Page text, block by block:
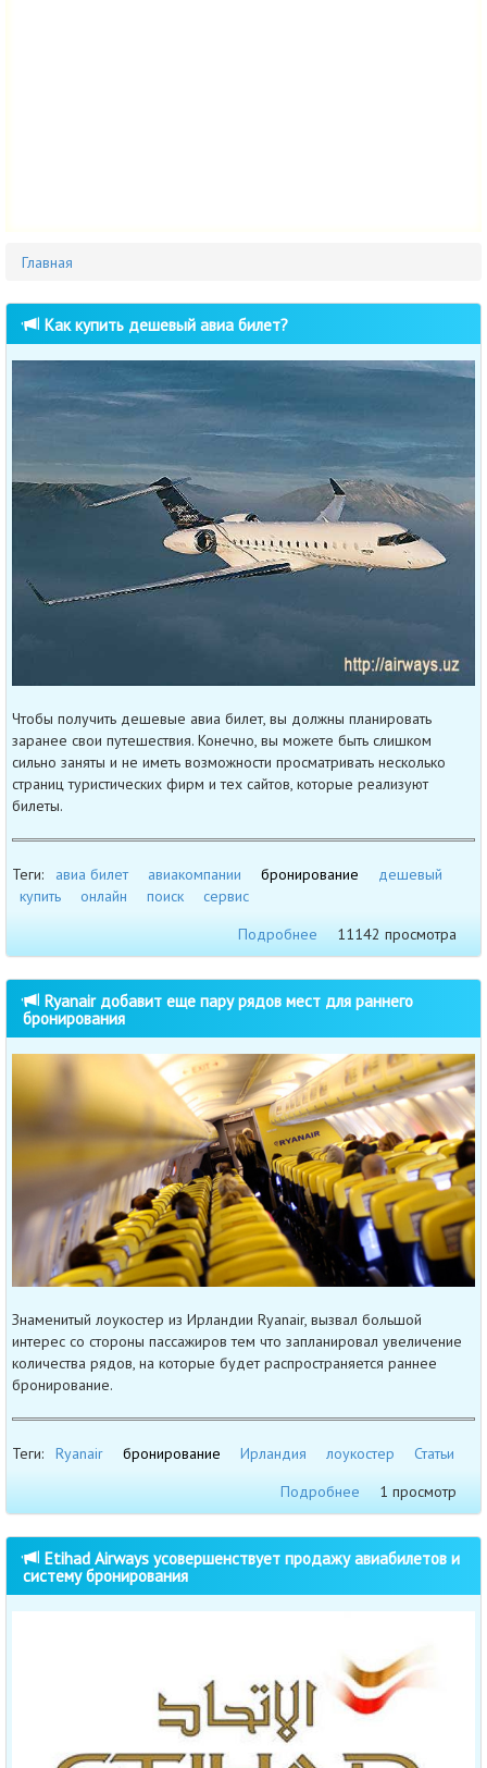
Главная
Как купить дешевый авиа билет?
Чтобы получить дешевые авиа билет, вы должны планировать
заранее свои путешествия. Конечно, вы можете быть слишком
сильно заняты и не иметь возможности просматривать несколько
страниц туристических фирм и тех сайтов, которые реализуют
билеты.
Теги: авиа билет авиакомпании бронирование
дешевый
купить
онлайн поиск
сервис
Подробнее
11142 просмотра
Ryanair добавит еще пару рядов мест для раннего
бронирования
Знаменитый лоукостер из Ирландии Ryanair, вызвал большой
интерес со стороны пассажиров тем что запланировал увеличение
количества рядов, на которые будет распространяется раннее
бронирование.
Теги: Ryanair бронирование Ирландия лоукостер
Статьи
Подробнее
1 просмотр
Etihad Airways усовершенствует продажу авиабилетов и
систему бронирования